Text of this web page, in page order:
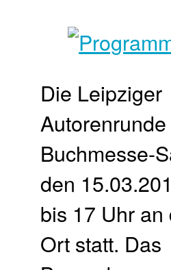
Die Leipziger
Buchmesse-
den
bis 17 Uhr an
Ort statt. Das